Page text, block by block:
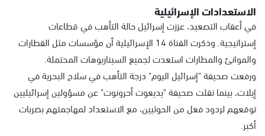
الاستعدادات الإسرائيلية
في أعقاب التصعيد، عززت إسرائيل حالة التأهب في قطاعات
إستراتيجية. وذكرت القناة 14 الإسرائيلية أن مؤسسات مثل القطارات
والموانئ والمطارات استعدت لجميع السيناريوهات المحتملة.
ورفعت صحيفة "إسرائيل اليوم" درجة التأهب في سلاح البحرية في
إيلات، بينما نقلت صحيفة "يديعوت أحرونوت" عن مسؤولين إسرائيليين
توقعهم لردود فعل من الحوثيين، مع الاستعداد لمهاجمتهم بضربات
أكبر.